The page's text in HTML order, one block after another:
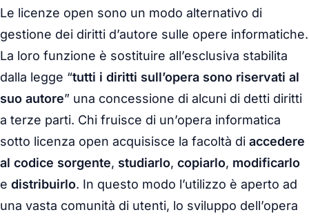
Le licenze open sono un modo alternativo di
gestione dei diritti d’autore sulle opere informatiche.
La loro funzione è sostituire all’esclusiva stabilita
dalla legge “tutti i diritti sull’opera sono riservati al
suo autore” una concessione di alcuni di detti diritti
a terze parti. Chi fruisce di un’opera informatica
sotto licenza open acquisisce la facoltà di accedere
al codice sorgente, studiarlo, copiarlo, modificarlo
e distribuirlo. In questo modo l’utilizzo è aperto ad
una vasta comunità di utenti, lo sviluppo dell’opera